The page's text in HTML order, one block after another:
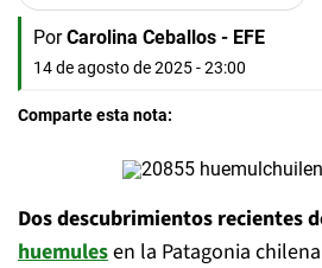
Por Carolina Ceballos - EFE
14 de agosto de 2025 - 23:00
Comparte esta nota:
Dos descubrimientos recientes
huemulesen la Patagonia